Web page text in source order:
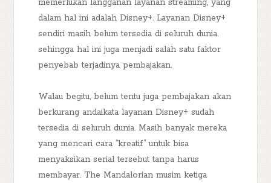
memerlukan langganan layanan streaming, yang
dalam hal ini adalah Disney+. Layanan Disney+
sendiri masih belum tersedia di seluruh dunia.
sehingga hal ini juga menjadi salah satu faktor
penyebab terjadinya pembajakan.
Walau begitu, belum tentu juga pembajakan akan
berkurang andaikata layanan Disney+ sudah
tersedia di seluruh dunia. Masih banyak mereka
yang mencari cara “kreatif” untuk bisa
menyaksikan serial tersebut tanpa harus
membayar. The Mandalorian musim ketiga